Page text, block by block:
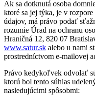
Ak sa dotknutá osoba
ktoré sa jej týka, je v
údajov, má právo podať
rozumie Úrad na ochranu
Hraničná 12, 820 07
www.satur.sk alebo u nami
prostredníctvom e-mailovej
Právo kedykoľvek odvolať
ktorú bol tento súhlas
nasledujúcimi spôsobmi: